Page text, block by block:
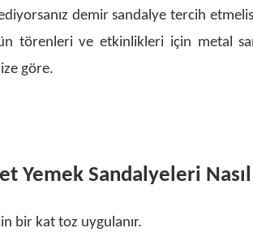
demir sandalye tercih
törenleri ve etkinlikleri için metal
göre.
Yemek Sandalyeleri
bir kat toz uygulanır.